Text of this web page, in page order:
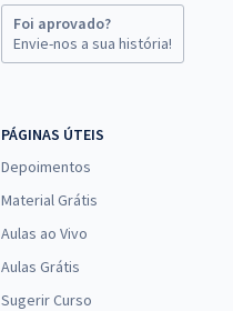
Foi aprovado?
Envie-nos a sua história!
PÁGINAS ÚTEIS
Depoimentos
Material Grátis
Aulas ao Vivo
Aulas Grátis
Sugerir Curso